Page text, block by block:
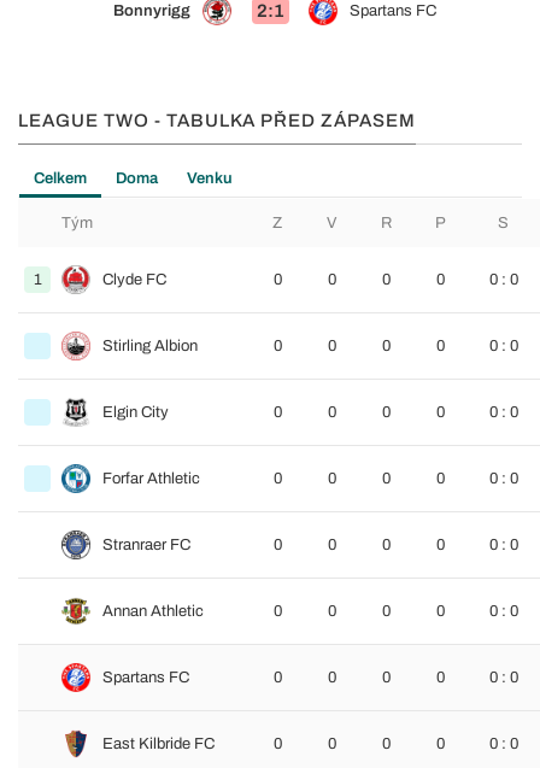
Bonnyrigg 2:1 Spartans FC
LEAGUE TWO - TABULKA PŘED ZÁPASEM
Celkem Doma Venku
Tým Z V R P S
1 Clyde FC 0 0 0 0 0 : 0
Stirling Albion 0 0 0 0 0 : 0
Elgin City 0 0 0 0 0 : 0
Forfar Athletic 0 0 0 0 0 : 0
Stranraer FC 0 0 0 0 0 : 0
Annan Athletic 0 0 0 0 0 : 0
Spartans FC 0 0 0 0 0 : 0
East Kilbride FC 0 0 0 0 0 : 0